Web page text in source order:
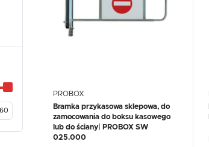
PROBOX
Bramka przykasowa sklepowa, do
zamocowania do boksu kasowego
lub do ściany| PROBOX SW
025.000